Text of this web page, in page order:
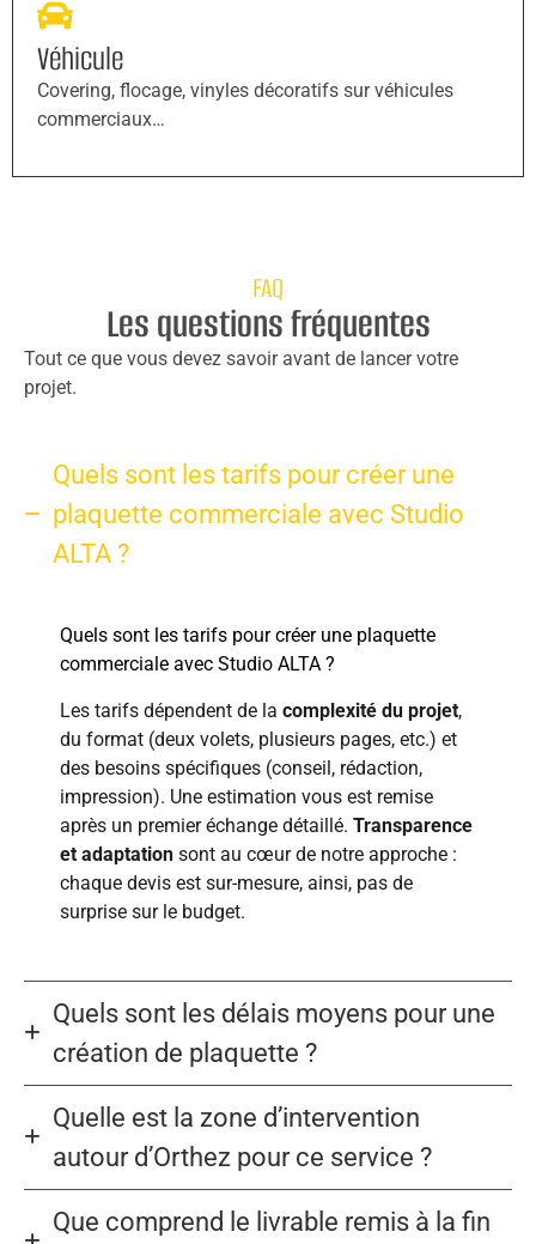
Véhicule
Covering, flocage, vinyles décoratifs sur véhicules
commerciaux…
FAQ
Les questions fréquentes
Tout ce que vous devez savoir avant de lancer votre
projet.
Quels sont les tarifs pour créer une
plaquette commerciale avec Studio
ALTA ?
Quels sont les tarifs pour créer une plaquette
commerciale avec Studio ALTA ?
Les tarifs dépendent de la complexité du projet,
du format (deux volets, plusieurs pages, etc.) et
des besoins spécifiques (conseil, rédaction,
impression). Une estimation vous est remise
après un premier échange détaillé. Transparence
et adaptation sont au cœur de notre approche :
chaque devis est sur-mesure, ainsi, pas de
surprise sur le budget.
Quels sont les délais moyens pour une
création de plaquette ?
Quelle est la zone d’intervention
autour d’Orthez pour ce service ?
Que comprend le livrable remis à la fin